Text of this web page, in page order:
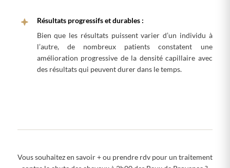
Résultats progressifs et durables :
Bien que les résultats puissent varier d’un individu à
l’autre, de nombreux patients constatent une
amélioration progressive de la densité capillaire avec
des résultats qui peuvent durer dans le temps.
Vous souhaitez en savoir + ou prendre rdv pour un traitement